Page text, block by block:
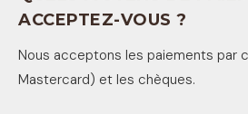
ACCEPTEZ-VOUS ?
Nous acceptons les paiements par
Mastercard) et les chèques.